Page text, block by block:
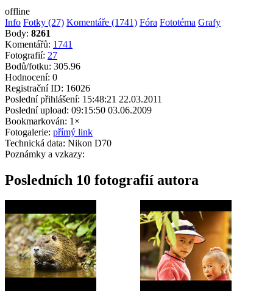
offline
Info Fotky (27) Komentáře (1741) Fóra Fototéma Grafy
Body: 8261
Komentářů: 1741
Fotografií: 27
Bodů/fotku: 305.96
Hodnocení: 0
Registrační ID: 16026
Poslední přihlášení: 15:48:21 22.03.2011
Poslední upload: 09:15:50 03.06.2009
Bookmarkován: 1×
Fotogalerie: přímý link
Technická data: Nikon D70
Poznámky a vzkazy:
Posledních 10 fotografií autora